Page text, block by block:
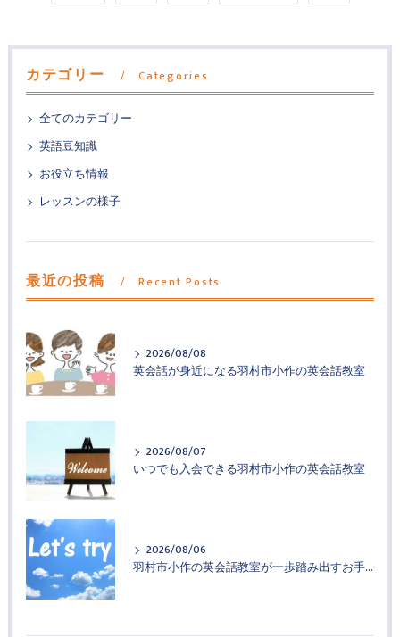
カテゴリー Categories
全てのカテゴリー
英語豆知識
お役立ち情報
レッスンの様子
最近の投稿 Recent Posts
2026/08/08
英会話が身近になる羽村市小作の英会話教室
2026/08/07
いつでも入会できる羽村市小作の英会話教室
2026/08/06
羽村市小作の英会話教室が一歩踏み出すお手伝い